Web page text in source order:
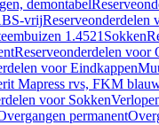
demontabel
vrij
1.4521 Sokken
Reserveonderdelen voor
voor Eindkappen
Mapress rvs, FKM
voor Sokken
permanent